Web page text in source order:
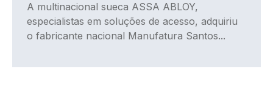
A multinacional sueca ASSA ABLOY,
especialistas em soluções de acesso, adquiriu
o fabricante nacional Manufatura Santos...